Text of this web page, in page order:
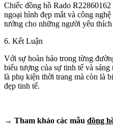
Chiếc đồng hồ Rado
ngoại hình đẹp mắt và công
tưởng cho những người yêu
6. Kết Luận
Với sự hoàn hảo trong từng
biểu tượng của sự tinh tế và
là phụ kiện thời trang mà còn là
đẹp tinh tế.
→ Tham khảo các mẫu đồng